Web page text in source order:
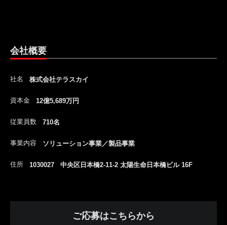
会社概要
社名 株式会社テラスカイ
資本金 12億5,689万円
従業員数 710名
事業内容 ソリューション事業／製品事業
住所 1030027 中央区日本橋2-11-2 太陽生命日本橋ビル 16F
ご応募はこちらから